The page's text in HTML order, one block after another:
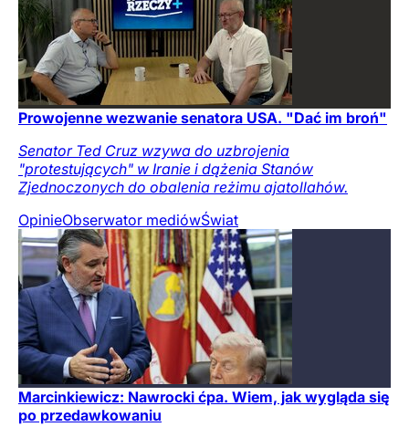
Prowojenne wezwanie senatora USA. "Dać im broń"
Senator Ted Cruz wzywa do uzbrojenia
"protestujących" w Iranie i dążenia Stanów
Zjednoczonych do obalenia reżimu ajatollahów.
OpinieObserwator mediówŚwiat
Marcinkiewicz: Nawrocki ćpa. Wiem, jak wygląda się
po przedawkowaniu